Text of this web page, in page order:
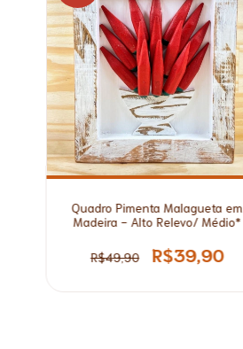
Quadro Pimenta Malagueta em
Madeira - Alto Relevo/ Médio*
R$49,90 R$39,90